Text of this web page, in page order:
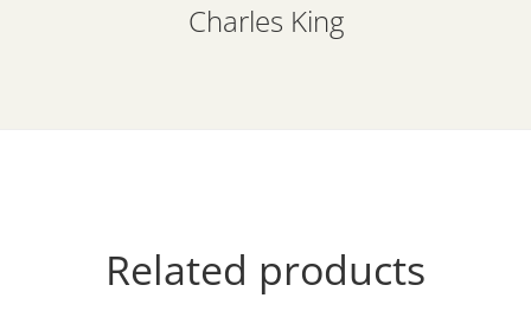
Charles King
Related products